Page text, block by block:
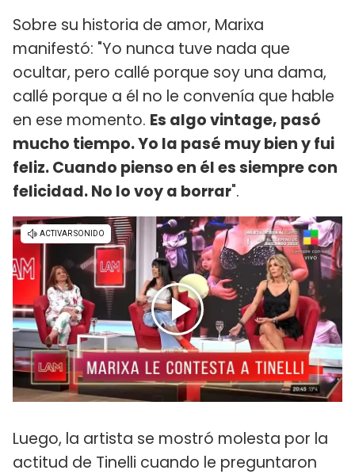
Sobre su historia de amor, Marixa
manifestó: "Yo nunca tuve nada que
ocultar, pero callé porque soy una dama,
callé porque a él no le convenía que hable
en ese momento. Es algo vintage, pasó
mucho tiempo. Yo la pasé muy bien y fui
feliz. Cuando pienso en él es siempre con
felicidad. No lo voy a borrar".
Luego, la artista se mostró molesta por la
actitud de Tinelli cuando le preguntaron